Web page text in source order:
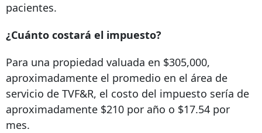
pacientes.
¿Cuánto costará el impuesto?
Para una propiedad valuada en $305,000,
aproximadamente el promedio en el área de
servicio de TVF&R, el costo del impuesto sería de
aproximadamente $210 por año o $17.54 por
mes.